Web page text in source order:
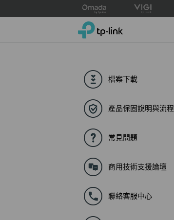
to
TP-Link, Reliably Smart
檔案下載
產品保固說明與流程
常見問題
商用技術支援論壇
聯絡客服中心